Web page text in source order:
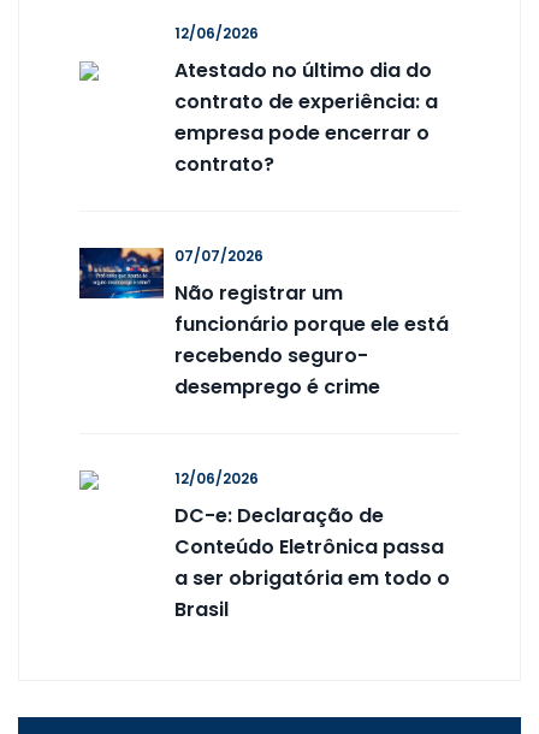
12/06/2026
Atestado no último dia do
contrato de experiência: a
empresa pode encerrar o
contrato?
07/07/2026
Não registrar um
funcionário porque ele está
recebendo seguro-
desemprego é crime
12/06/2026
DC-e: Declaração de
Conteúdo Eletrônica passa
a ser obrigatória em todo o
Brasil